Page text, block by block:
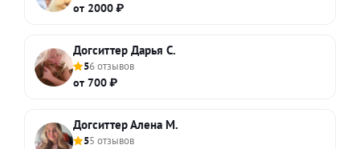
от 2000 ₽
Догситтер Дарья С.
56 отзывов
от 700 ₽
Догситтер Алена М.
55 отзывов